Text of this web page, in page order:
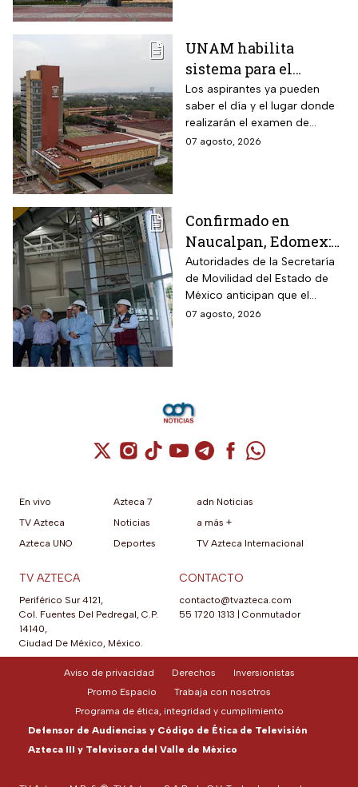
UNAM habilita
sistema para el
examen de control: así
puedes consultar
fecha, hora y sede
Los aspirantes ya pueden
saber el día y el lugar donde
realizarán el examen de
control de forma presencial
07 agosto, 2026
Confirmado en
Naucalpan, Edomex:
la Línea 3 del
Mexicable llega al
71,4% de avance y
anuncian cuándo
Autoridades de la Secretaría
de Movilidad del Estado de
México anticipan que el
transporte teleférico reducirá
07 agosto, 2026
Cuenta de X / Twitter (se abre en una
Cuenta de Instagram (se abre en una
Cuenta de TikTok (se abre en
Cuenta de YouTube (se abre
Cuenta de Telegram (se
Cuenta de
Cuenta de
En vivo
TV Azteca
Azteca UNO
Azteca 7
Noticias
Deportes
adn Noticias
a más +
TV Azteca Internacional
TV AZTECA
Periférico Sur 4121,
Col. Fuentes Del Pedregal, C.P.
14140,
Ciudad De México, México.
CONTACTO
contacto@tvazteca.com
55 1720 1313
Conmutador
Aviso de privacidad Derechos
Inversionistas
Promo Espacio
Trabaja con nosotros
Programa de ética, integridad y cumplimiento
Defensor de Audiencias y Código de Ética de Televisión
Azteca III y Televisora del Valle de México